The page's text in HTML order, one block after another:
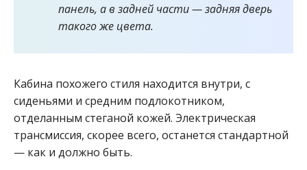
панель, а в задней части — задняя дверь
такого же цвета.
Кабина похожего стиля находится внутри, с
сиденьями и средним подлокотником,
отделанным стеганой кожей. Электрическая
трансмиссия, скорее всего, останется стандартной
— как и должно быть.